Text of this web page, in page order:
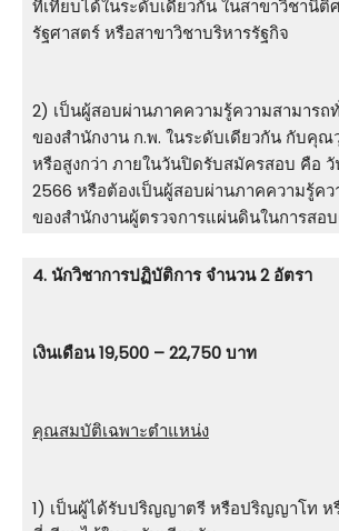
ที่เทียบได้ในระดับเดียวกัน ในสาขาวิชานิติ
รัฐศาสตร์ หรือสาขาวิชาบริหารรัฐกิจ
2) เป็นผู้สอบผ่านภาคความรู้ความสามารถ
ของสำนักงาน ก.พ. ในระดับเดียวกัน กับคุ
หรือสูงกว่า ภายในวันปิดรับสมัครสอบ คือ
2566 หรือต้องเป็นผู้สอบผ่านภาคความรู้ค
ของสำนักงานผู้ตรวจการแผ่นดินในการสอ
4. นักวิชาการปฏิบัติการ จำนวน 2 อัตรา
เงินเดือน 19,500 – 22,750 บาท
คุณสมบัติเฉพาะตำแหน่ง
1) เป็นผู้ได้รับปริญญาตรี หรือปริญญาโท